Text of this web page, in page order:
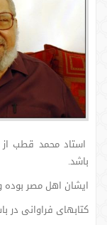
استاد محمد قطب
باشد.
ایشان اهل مصر بوده
کتابهای فراوانی در